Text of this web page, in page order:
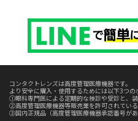
コンタクトレンズは高度管理医療機器です。
より安全に購入・使用するためには以下3つの
①眼科専門医による定期的な検診や受診と、
②高度管理医療機器等販売業を許可されてい
③国内正規品（高度管理医療機器承認番号が